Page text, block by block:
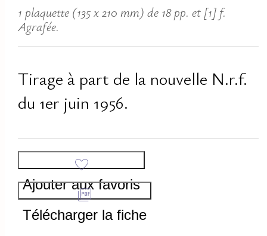
1 plaquette (135 x 210 mm) de 18 pp. et [1] f.
Agrafée.
Tirage à part de la nouvelle N.r.f.
du 1er juin 1956.
Ajouter aux favoris
Télécharger la fiche